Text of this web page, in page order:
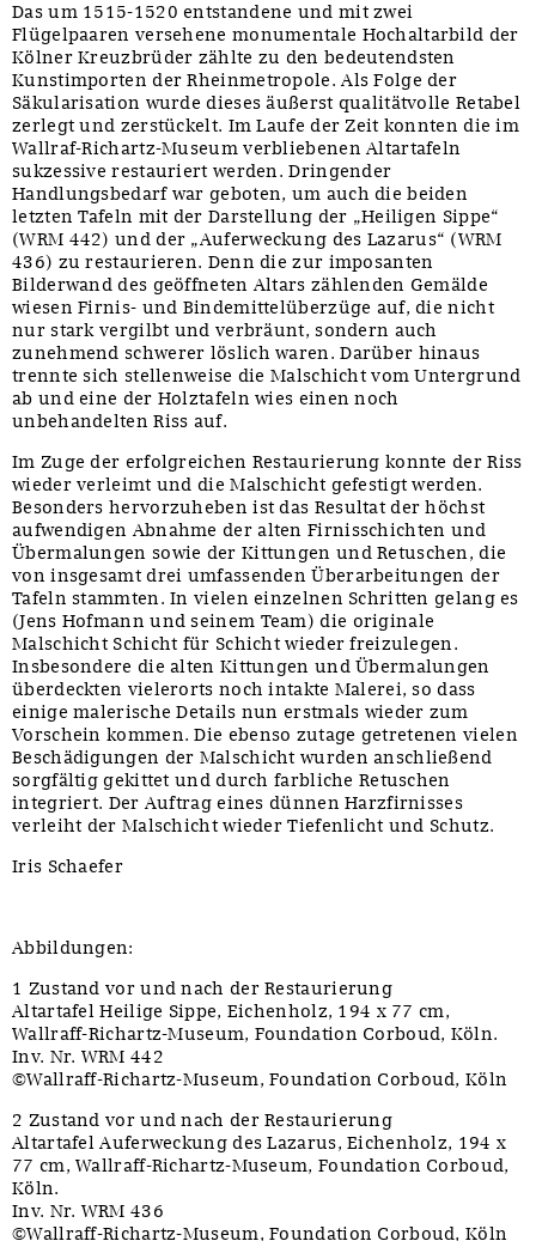
Das um 1515-1520 entstandene und mit zwei
Flügelpaaren versehene monumentale Hochaltarbild der
Kölner Kreuzbrüder zählte zu den bedeutendsten
Kunstimporten der Rheinmetropole. Als Folge der
Säkularisation wurde dieses äußerst qualitätvolle Retabel
zerlegt und zerstückelt. Im Laufe der Zeit konnten die im
Wallraf-Richartz-Museum verbliebenen Altartafeln
sukzessive restauriert werden. Dringender
Handlungsbedarf war geboten, um auch die beiden
letzten Tafeln mit der Darstellung der „Heiligen Sippe“
(WRM 442) und der „Auferweckung des Lazarus“ (WRM
436) zu restaurieren. Denn die zur imposanten
Bilderwand des geöffneten Altars zählenden Gemälde
wiesen Firnis- und Bindemittelüberzüge auf, die nicht
nur stark vergilbt und verbräunt, sondern auch
zunehmend schwerer löslich waren. Darüber hinaus
trennte sich stellenweise die Malschicht vom Untergrund
ab und eine der Holztafeln wies einen noch
unbehandelten Riss auf.
Im Zuge der erfolgreichen Restaurierung konnte der Riss
wieder verleimt und die Malschicht gefestigt werden.
Besonders hervorzuheben ist das Resultat der höchst
aufwendigen Abnahme der alten Firnisschichten und
Übermalungen sowie der Kittungen und Retuschen, die
von insgesamt drei umfassenden Überarbeitungen der
Tafeln stammten. In vielen einzelnen Schritten gelang es
(Jens Hofmann und seinem Team) die originale
Malschicht Schicht für Schicht wieder freizulegen.
Insbesondere die alten Kittungen und Übermalungen
überdeckten vielerorts noch intakte Malerei, so dass
einige malerische Details nun erstmals wieder zum
Vorschein kommen. Die ebenso zutage getretenen vielen
Beschädigungen der Malschicht wurden anschließend
sorgfältig gekittet und durch farbliche Retuschen
integriert. Der Auftrag eines dünnen Harzfirnisses
verleiht der Malschicht wieder Tiefenlicht und Schutz.
Iris Schaefer
Abbildungen:
1 Zustand vor und nach der Restaurierung
Altartafel Heilige Sippe, Eichenholz, 194 x 77 cm,
Wallraff-Richartz-Museum, Foundation Corboud, Köln.
Inv. Nr. WRM 442
©Wallraff-Richartz-Museum, Foundation Corboud, Köln
2 Zustand vor und nach der Restaurierung
Altartafel Auferweckung des Lazarus, Eichenholz, 194 x
77 cm, Wallraff-Richartz-Museum, Foundation Corboud,
Köln.
Inv. Nr. WRM 436
©Wallraff-Richartz-Museum, Foundation Corboud, Köln